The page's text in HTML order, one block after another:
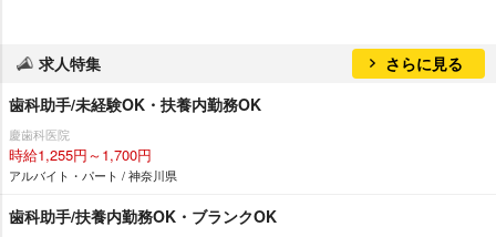
求人特集
さらに見る
歯科助手/未経験OK・扶養内勤務OK
慶歯科医院
時給1,255円～1,700円
アルバイト・パート / 神奈川県
歯科助手/扶養内勤務OK・ブランクOK